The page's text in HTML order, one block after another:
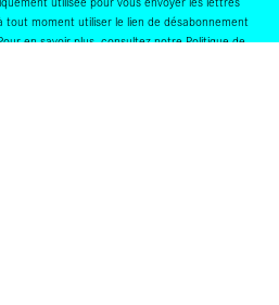
tout moment utiliser le lien de désabonnement
en savoir plus, consultez notrePolitique de